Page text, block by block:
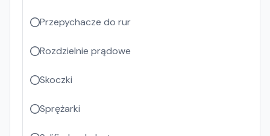
Przepychacze do rur
Rozdzielnie prądowe
Skoczki
Sprężarki